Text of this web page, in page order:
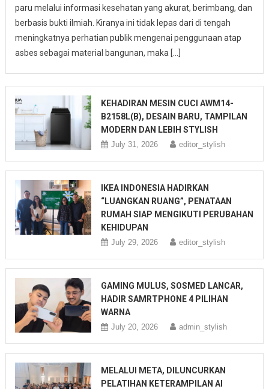
paru melalui informasi kesehatan yang akurat, berimbang, dan
berbasis bukti ilmiah. Kiranya ini tidak lepas dari di tengah
meningkatnya perhatian publik mengenai penggunaan atap
asbes sebagai material bangunan, maka […]
KEHADIRAN MESIN CUCI AWM14-
B2158L(B), DESAIN BARU, TAMPILAN
MODERN DAN LEBIH STYLISH
July 31, 2026 editor_stylish
IKEA INDONESIA HADIRKAN
“LUANGKAN RUANG”, PENATAAN
RUMAH SIAP MENGIKUTI PERUBAHAN
KEHIDUPAN
July 29, 2026 editor_stylish
GAMING MULUS, SOSMED LANCAR,
HADIR SAMRTPHONE 4 PILIHAN
WARNA
July 20, 2026 admin_stylish
MELALUI META, DILUNCURKAN
PELATIHAN KETERAMPILAN AI